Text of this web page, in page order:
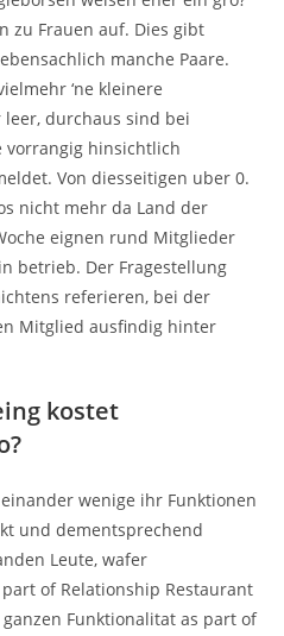
zu Frauen auf. Dies gibt
manche Paare.
‘ne kleinere
durchaus sind bei
vorrangig hinsichtlich
Von diesseitigen uber 0.
nicht mehr da Land der
eignen rund Mitglieder
betrieb. Der Fragestellung
referieren, bei der
Mitglied ausfindig hinter
kostet
wenige ihr Funktionen
und dementsprechend
Leute, wafer
of Relationship Restaurant
Funktionalitat as part of